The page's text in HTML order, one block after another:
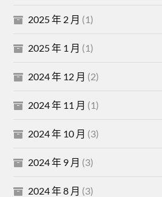
2025 年 2 月 (1)
2025 年 1 月 (1)
2024 年 12 月 (2)
2024 年 11 月 (1)
2024 年 10 月 (3)
2024 年 9 月 (3)
2024 年 8 月 (3)